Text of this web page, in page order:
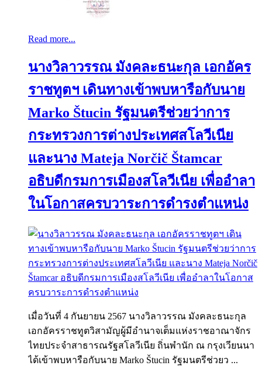
Read more...
นางวิลาวรรณ มังคละธนะกุล เอกอัคร
ราชทูตฯ เดินทางเข้าพบหารือกับนาย
Marko Štucin รัฐมนตรีช่วยว่าการ
กระทรวงการต่างประเทศสโลวีเนีย
และนาง Mateja Norčič Štamcar
อธิบดีกรมการเมืองสโลวีเนีย เพื่ออำลา
ในโอกาสครบวาระการดำรงตำแหน่ง
เมื่อวันที่ 4 กันยายน 2567 นางวิลาวรรณ มังคละธนะกุล
เอกอัครราชทูตวิสามัญผู้มีอำนาจเต็มแห่งราชอาณาจักร
ไทยประจำสาธารณรัฐสโลวีเนีย ถิ่นพำนัก ณ กรุงเวียนนา
ได้เข้าพบหารือกับนาย Marko Štucin รัฐมนตรีช่วยว ...